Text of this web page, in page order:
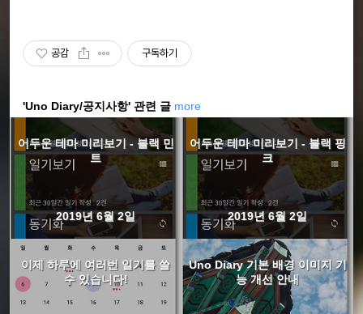
공감 구독하기
'Uno Diary/공지사항' 관련 글 more
어두운 테마 미리보기 - 블랙 민
트
2019년 6월 2일
어두운 테마 미리보기 - 블랙 핑
크
2019년 6월 2일
이제 하루에 여러번 일기를 쓸
수 있습니다!
Uno Diary 기본 배경 이미지 기
능 개선 안내